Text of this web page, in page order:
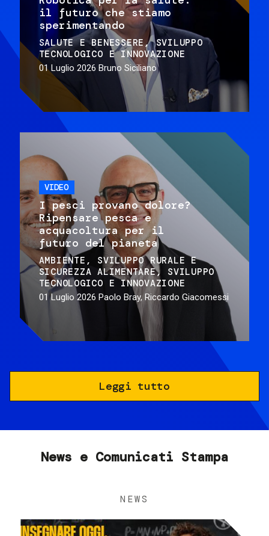
il futuro che stiamo
sperimentando
SALUTE E BENESSERE
SVILUPPO
TECNOLOGICO E INNOVAZIONE
01 Luglio 2026 Bruno Siciliano
VIDEO
I pesci provano dolore?
Ripensare pesca e
acquacoltura per il
futuro del pianeta
AMBIENTE
SVILUPPO RURALE E
SICUREZZA ALIMENTARE
SVILUPPO
TECNOLOGICO E INNOVAZIONE
01 Luglio 2026 Paolo Bray, Riccardo Giacomessi
Leggi tutto
News e Comunicati Stampa
NEWS